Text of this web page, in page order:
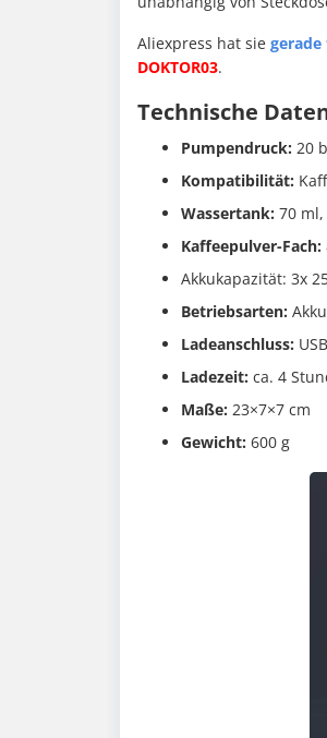
Aliexpress hat sie
DOKTOR03.
Technische
Pumpendruck: 20
Kompatibilität:
Wassertank: 70
Kaffeepulver-Fach:
Akkukapazität: 3x
Betriebsarten:
Ladeanschluss:
Ladezeit: ca. 4
Maße: 23×7×7 cm
Gewicht: 600 g